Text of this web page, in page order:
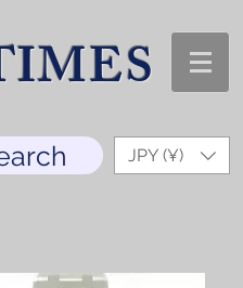
JPY (¥)